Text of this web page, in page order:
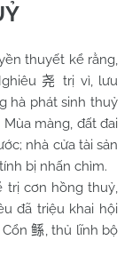
thuyết kể rằng,
尧
trị vì, lưu
hà phát sinh thuỷ
Mùa màng, đất đai
nhà cửa tài sản
bị nhấn chìm.
hồng thuỷ,
đã triệu khai hội
鲧, thủ lĩnh bộ